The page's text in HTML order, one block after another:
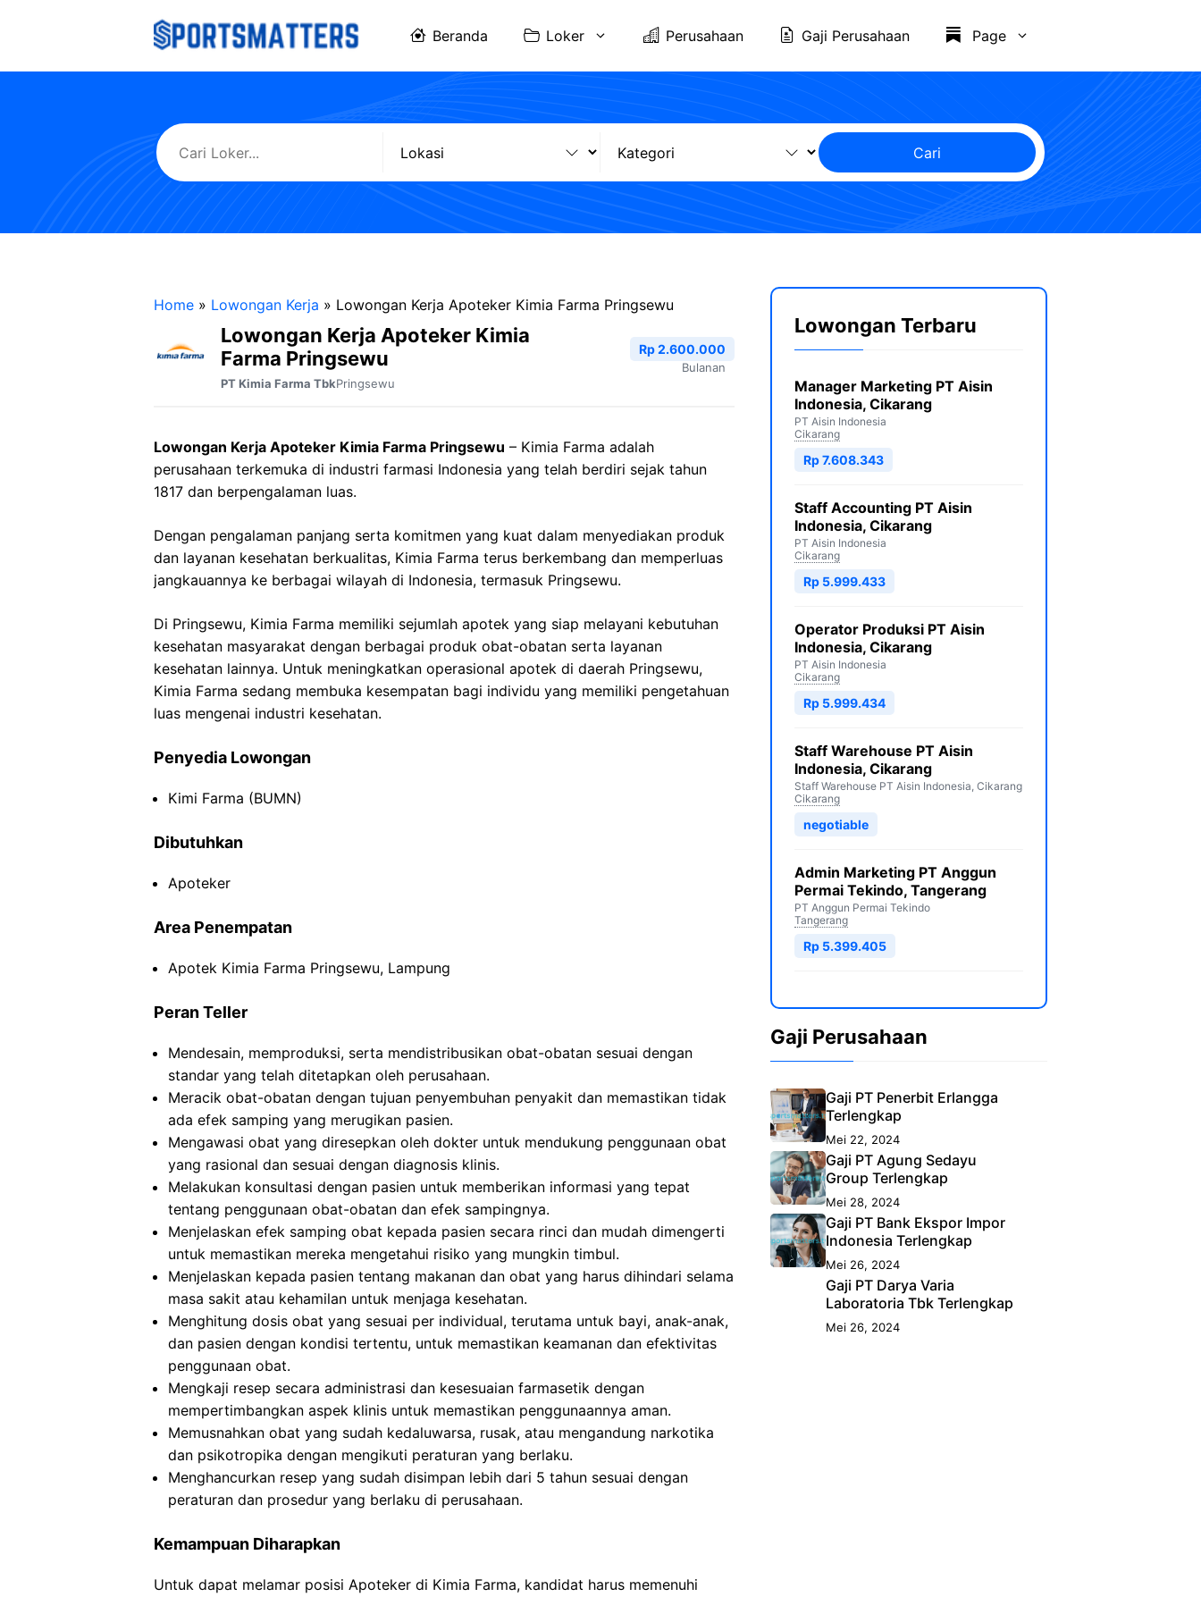
Beranda Loker Perusahaan Gaji Perusahaan Page
Cari
Home » Lowongan Kerja » Lowongan Kerja Apoteker Kimia Farma Pringsewu
Lowongan Kerja Apoteker Kimia
Farma Pringsewu
PT Kimia Farma TbkPringsewu
Rp 2.600.000
Bulanan
Lowongan Kerja Apoteker Kimia Farma Pringsewu – Kimia Farma adalah
perusahaan terkemuka di industri farmasi Indonesia yang telah berdiri sejak tahun
1817 dan berpengalaman luas.
Dengan pengalaman panjang serta komitmen yang kuat dalam menyediakan produk
dan layanan kesehatan berkualitas, Kimia Farma terus berkembang dan memperluas
jangkauannya ke berbagai wilayah di Indonesia, termasuk Pringsewu.
Di Pringsewu, Kimia Farma memiliki sejumlah apotek yang siap melayani kebutuhan
kesehatan masyarakat dengan berbagai produk obat-obatan serta layanan
kesehatan lainnya. Untuk meningkatkan operasional apotek di daerah Pringsewu,
Kimia Farma sedang membuka kesempatan bagi individu yang memiliki pengetahuan
luas mengenai industri kesehatan.
Penyedia Lowongan
Kimi Farma (BUMN)
Dibutuhkan
Apoteker
Area Penempatan
Apotek Kimia Farma Pringsewu, Lampung
Peran Teller
Mendesain, memproduksi, serta mendistribusikan obat-obatan sesuai dengan
standar yang telah ditetapkan oleh perusahaan.
Meracik obat-obatan dengan tujuan penyembuhan penyakit dan memastikan tidak
ada efek samping yang merugikan pasien.
Mengawasi obat yang diresepkan oleh dokter untuk mendukung penggunaan obat
yang rasional dan sesuai dengan diagnosis klinis.
Melakukan konsultasi dengan pasien untuk memberikan informasi yang tepat
tentang penggunaan obat-obatan dan efek sampingnya.
Menjelaskan efek samping obat kepada pasien secara rinci dan mudah dimengerti
untuk memastikan mereka mengetahui risiko yang mungkin timbul.
Menjelaskan kepada pasien tentang makanan dan obat yang harus dihindari selama
masa sakit atau kehamilan untuk menjaga kesehatan.
Menghitung dosis obat yang sesuai per individual, terutama untuk bayi, anak-anak,
dan pasien dengan kondisi tertentu, untuk memastikan keamanan dan efektivitas
penggunaan obat.
Mengkaji resep secara administrasi dan kesesuaian farmasetik dengan
mempertimbangkan aspek klinis untuk memastikan penggunaannya aman.
Memusnahkan obat yang sudah kedaluwarsa, rusak, atau mengandung narkotika
dan psikotropika dengan mengikuti peraturan yang berlaku.
Menghancurkan resep yang sudah disimpan lebih dari 5 tahun sesuai dengan
peraturan dan prosedur yang berlaku di perusahaan.
Kemampuan Diharapkan
Untuk dapat melamar posisi Apoteker di Kimia Farma, kandidat harus memenuhi
Lowongan Terbaru
Manager Marketing PT Aisin
Indonesia, Cikarang
PT Aisin Indonesia
Cikarang
Rp 7.608.343
Staff Accounting PT Aisin
Indonesia, Cikarang
PT Aisin Indonesia
Cikarang
Rp 5.999.433
Operator Produksi PT Aisin
Indonesia, Cikarang
PT Aisin Indonesia
Cikarang
Rp 5.999.434
Staff Warehouse PT Aisin
Indonesia, Cikarang
Staff Warehouse PT Aisin Indonesia, Cikarang
Cikarang
negotiable
Admin Marketing PT Anggun
Permai Tekindo, Tangerang
PT Anggun Permai Tekindo
Tangerang
Rp 5.399.405
Gaji Perusahaan
Gaji PT Penerbit Erlangga
Terlengkap
Mei 22, 2024
Gaji PT Agung Sedayu
Group Terlengkap
Mei 28, 2024
Gaji PT Bank Ekspor Impor
Indonesia Terlengkap
Mei 26, 2024
Gaji PT Darya Varia
Laboratoria Tbk Terlengkap
Mei 26, 2024